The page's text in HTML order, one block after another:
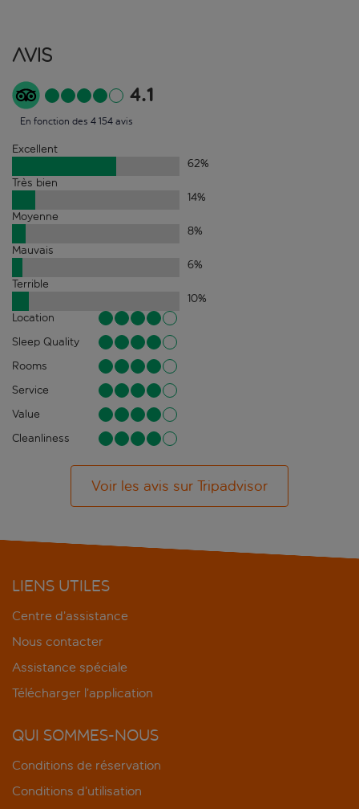
Avis
4.1
En fonction des 4 154 avis
Excellent
62%
Très bien
14%
Moyenne
8%
Mauvais
6%
Terrible
10%
Location
Sleep Quality
Rooms
Service
Value
Cleanliness
Voir les avis sur Tripadvisor
LIENS UTILES
Centre d’assistance
Nous contacter
Assistance spéciale
Télécharger l’application
QUI SOMMES-NOUS
Conditions de réservation
Conditions d’utilisation